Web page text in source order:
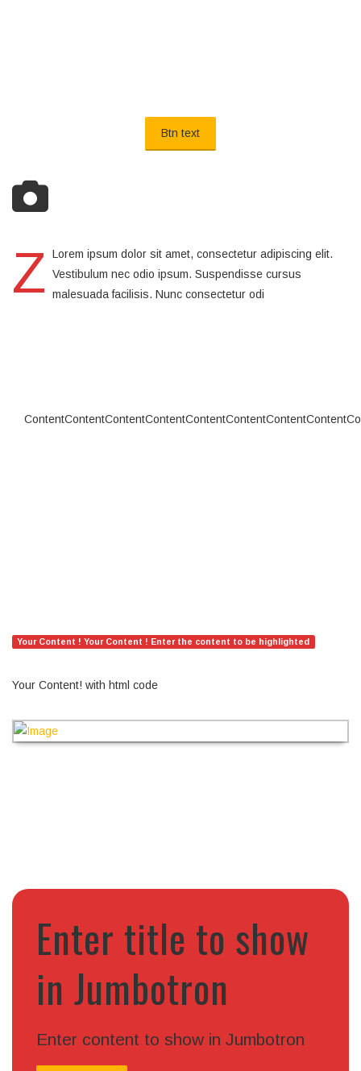
Btn text
Z
Lorem ipsum dolor sit amet, consectetur adipiscing elit.
Vestibulum nec odio ipsum. Suspendisse cursus
malesuada facilisis. Nunc consectetur odi
Your Content ! Your Content ! Enter the content to be highlighted
Your Content! with html code
Enter title to show
in Jumbotron
Enter content to show in Jumbotron